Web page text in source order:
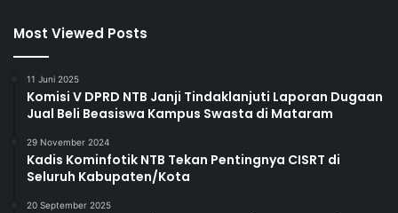
Most Viewed Posts
11 Juni 2025
Komisi V DPRD NTB Janji Tindaklanjuti Laporan Dugaan
Jual Beli Beasiswa Kampus Swasta di Mataram
29 November 2024
Kadis Kominfotik NTB Tekan Pentingnya CISRT di
Seluruh Kabupaten/Kota
20 September 2025